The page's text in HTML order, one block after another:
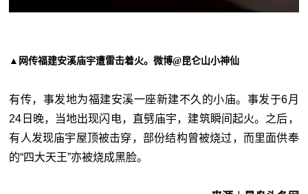
▲网传福建安溪庙宇遭雷击着火。微博@昆仑山小神仙
有传，事发地为福建安溪一座新建不久的小庙。事发于6月
24日晚，当地出现闪电，直劈庙宇，建筑瞬间起火。之后，
有人发现庙宇屋顶被击穿，部份结构曾被烧过，而里面供奉
的“四大天王”亦被烧成黑脸。